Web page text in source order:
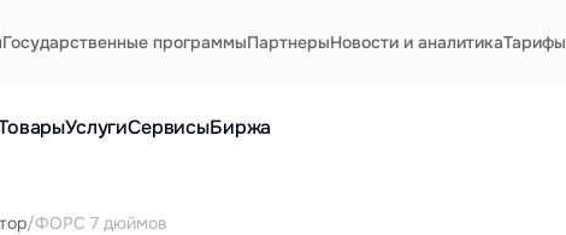
Государственные программыПартнерыНовости и аналитикаТарифы
УслугиСервисыБиржа
/ФОРС 7 дюймов